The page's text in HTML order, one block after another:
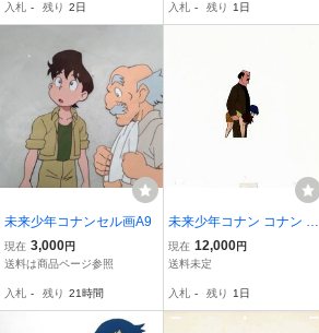
メ【A688】
入札 - 残り 2日
54】
入札 - 残り 1日
未来少年コナンセル画A9
現在 3,000円
送料は商品ページ参照
入札 - 残り 21時間
未来少年コナン コナン ラ
ナ ラオ博士 中判 セル画
宮崎駿 大塚康生 本橋浩一
メ【A802】
現在 12,000円
送料未定
入札 - 残り 1日